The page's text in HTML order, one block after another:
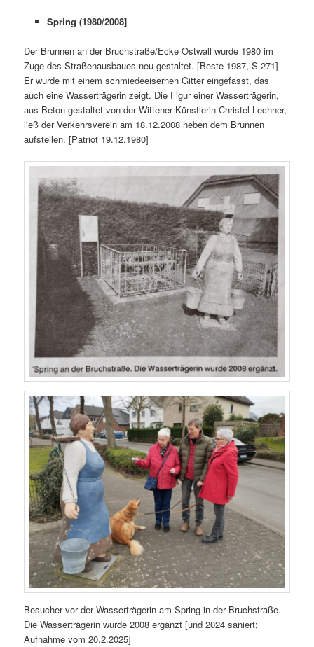
Spring (1980/2008]
Der Brunnen an der Bruchstraße/Ecke Ostwall wurde 1980 im
Zuge des Straßenausbaues neu gestaltet. [Beste 1987, S.271]
Er wurde mit einem schmiedeeisernen Gitter eingefasst, das
auch eine Wasserträgerin zeigt. Die Figur einer Wasserträgerin,
aus Beton gestaltet von der Wittener Künstlerin Christel Lechner,
ließ der Verkehrsverein am 18.12.2008 neben dem Brunnen
aufstellen. [Patriot 19.12.1980]
Besucher vor der Wasserträgerin am Spring in der Bruchstraße.
Die Wasserträgerin wurde 2008 ergänzt [und 2024 saniert;
Aufnahme vom 20.2.2025]